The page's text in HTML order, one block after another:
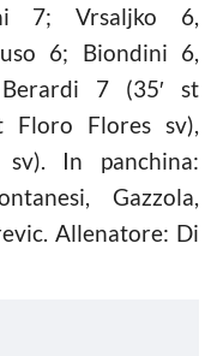
7; Vrsaljko 6,
6; Biondini 6,
7 (35′ st
Floro Flores sv),
In panchina:
Gazzola,
Allenatore: Di